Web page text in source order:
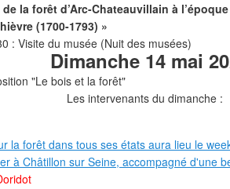
la forêt d’Arc-Chateauvillain à
(1700-1793) »
: Visite du musée (Nuit des musées)
Dimanche 14 mai
"Le bois et la forêt"
Les intervenants du dimanche :